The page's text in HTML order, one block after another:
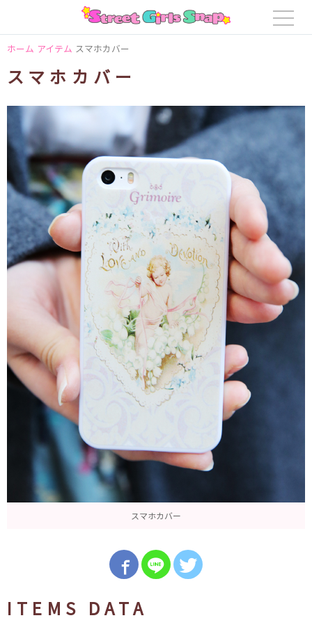
ホーム アイテム スマホカバー
スマホカバー
スマホカバー
ITEMS DATA